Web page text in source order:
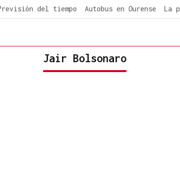
del tiempo Autobus en Ourense La
Jair Bolsonaro